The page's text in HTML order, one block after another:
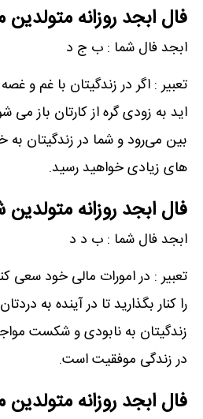
فال ابجد روزانه متولدین
ابجد فال شما : ب ج د
تعبیر : اگر در زندگیتان با غم و
اید به زودی گره از کارتان باز
بین می‌رود و شما در زندگیتان
های زیادی خواهید رسید.
فال ابجد روزانه متولدین
ابجد فال شما : ب د د
تعبیر : در امورات مالی خود سعی
را کنار بگذارید تا در آینده به
زندگیتان به نابودی و شکست
در زندگی موفقیت است.
فال ابجد روزانه متولدین